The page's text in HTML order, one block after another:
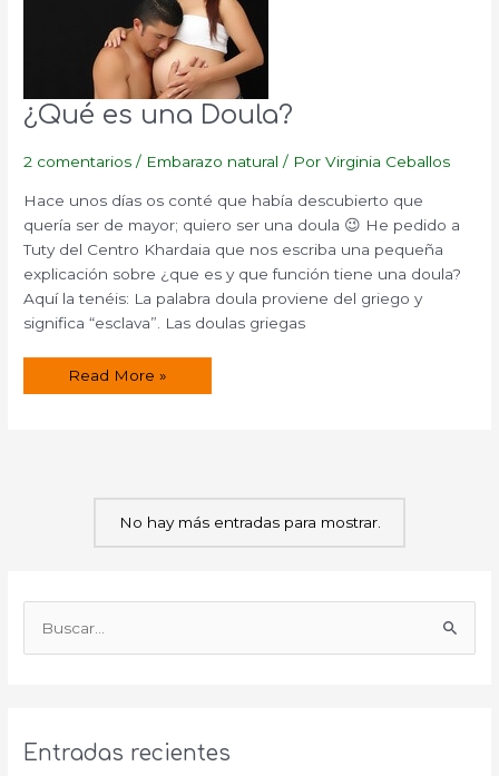
¿Qué es una Doula?
2 comentarios / Embarazo natural / PorVirginia Ceballos
Hace unos días os conté que había descubierto que
quería ser de mayor; quiero ser una doula 😉 He pedido a
Tuty del Centro Khardaia que nos escriba una pequeña
explicación sobre ¿que es y que función tiene una doula?
Aquí la tenéis: La palabra doula proviene del griego y
significa “esclava”. Las doulas griegas
¿Qué
Read More »
No hay más entradas para mostrar.
rEntradas recientes